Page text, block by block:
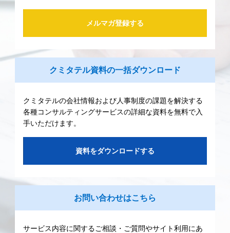
メルマガ登録する
クミタテル資料の一括ダウンロード
クミタテルの会社情報および人事制度の課題を解決する
各種コンサルティングサービスの詳細な資料を無料で入
手いただけます。
資料をダウンロードする
お問い合わせはこちら
サービス内容に関するご相談・ご質問やサイト利用にあ